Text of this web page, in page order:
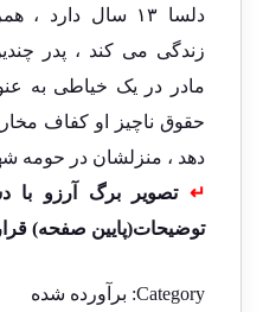
دلسا ۱۳ سال
زندگی می کند ، پدر
مادر در یک خیاطی به
حقوق ناچیز او کفاف
دهد ، منزلشان در حومه
↵تصویر برگ آرزو
توضیحات(پایین صفحه)
Category: برآورده شده